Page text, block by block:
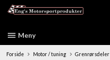
Meny
Forside Motor / tuning Grenrørsdeler